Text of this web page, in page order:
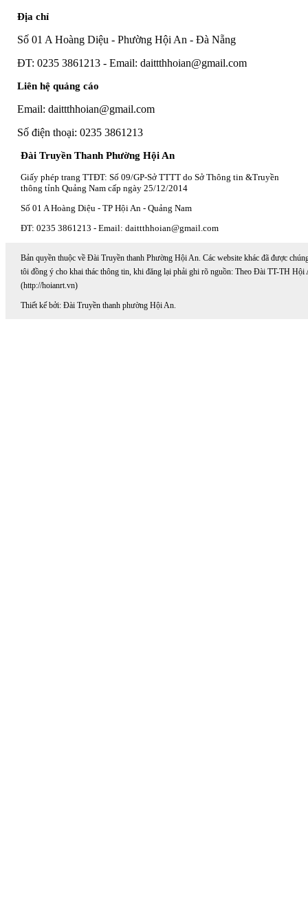
Địa chỉ
Số 01 A Hoàng Diệu - Phường Hội An - Đà Nẵng
ĐT: 0235 3861213 - Email: daittthhoian@gmail.com
Liên hệ quảng cáo
Email: daittthhoian@gmail.com
Số điện thoại: 0235 3861213
Đài Truyền Thanh Phường Hội An
Giấy phép trang TTĐT: Số 09/GP-Sở TTTT do Sở Thông tin &Truyền
thông tỉnh Quảng Nam cấp ngày 25/12/2014
Số 01 A Hoàng Diệu - TP Hội An - Quảng Nam
ĐT: 0235 3861213 - Email: daittthhoian@gmail.com
Bản quyền thuộc về Đài Truyền thanh Phường Hội An. Các website khác đã được
tôi đồng ý cho khai thác thông tin, khi đăng lại phải ghi rõ nguồn: Theo Đài TT-TH Hội
(http://hoianrt.vn)
Thiết kế bởi: Đài Truyền thanh phường Hội An.